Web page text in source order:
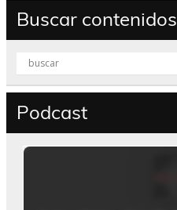
Buscar contenidos
Podcast